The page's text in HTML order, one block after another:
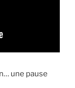
une pause